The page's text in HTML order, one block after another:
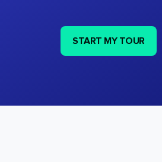
START MY TOUR